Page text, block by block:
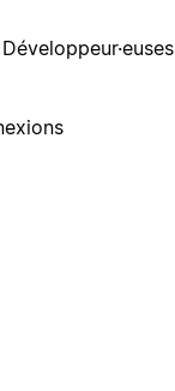
Développeur·euses